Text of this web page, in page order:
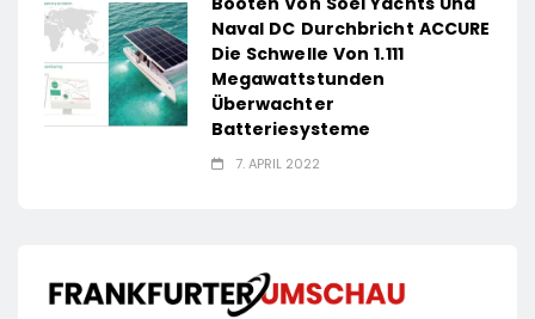
Naval DC Durchbricht ACCURE
Die Schwelle Von 1.111
Megawattstunden
Überwachter
Batteriesysteme
7. APRIL 2022